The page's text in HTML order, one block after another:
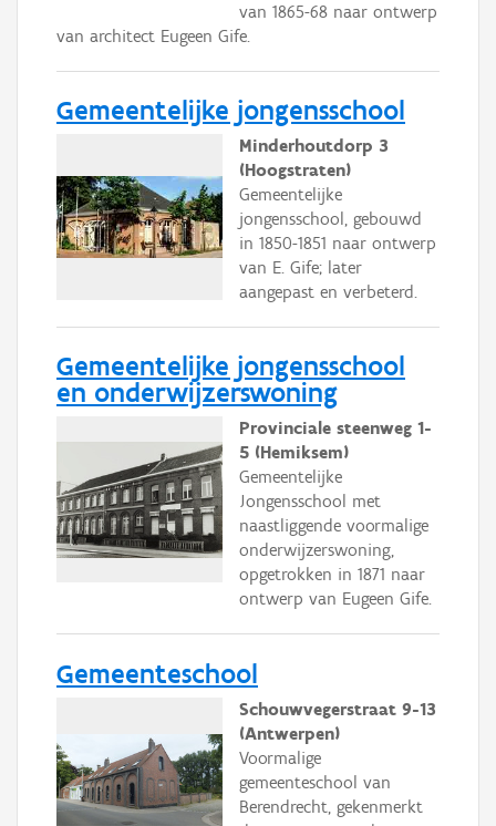
van 1865-68 naar ontwerp
van architect Eugeen Gife.
Gemeentelijke jongensschool
Minderhoutdorp 3
(Hoogstraten)
Gemeentelijke
jongensschool, gebouwd
in 1850-1851 naar ontwerp
van E. Gife; later
aangepast en verbeterd.
Gemeentelijke jongensschool
en onderwijzerswoning
Provinciale steenweg 1-
5 (Hemiksem)
Gemeentelijke
Jongensschool met
naastliggende voormalige
onderwijzerswoning,
opgetrokken in 1871 naar
ontwerp van Eugeen Gife.
Gemeenteschool
Schouwvegerstraat 9-13
(Antwerpen)
Voormalige
gemeenteschool van
Berendrecht, gekenmerkt